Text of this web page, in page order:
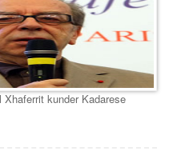
kunder Kadarese